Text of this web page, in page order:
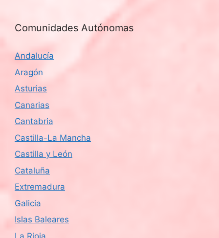
Comunidades Autónomas
Andalucía
Aragón
Asturias
Canarias
Cantabria
Castilla-La Mancha
Castilla y León
Cataluña
Extremadura
Galicia
Islas Baleares
La Rioja